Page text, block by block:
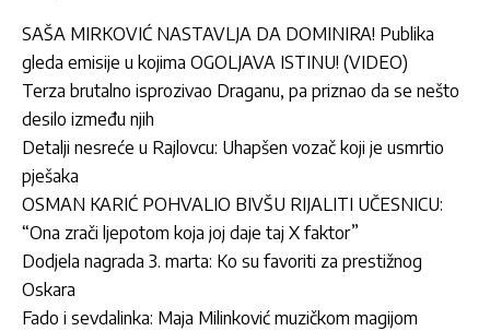
SAŠA MIRKOVIĆ NASTAVLJA DA DOMINIRA! Publika
gleda emisije u kojima OGOLJAVA ISTINU! (VIDEO)
Terza brutalno isprozivao Draganu, pa priznao da se nešto
desilo između njih
Detalji nesreće u Rajlovcu: Uhapšen vozač koji je usmrtio
pješaka
OSMAN KARIĆ POHVALIO BIVŠU RIJALITI UČESNICU:
“Ona zrači ljepotom koja joj daje taj X faktor”
Dodjela nagrada 3. marta: Ko su favoriti za prestižnog
Oskara
Fado i sevdalinka: Maja Milinković muzičkom magijom